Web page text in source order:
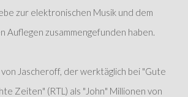
zur elektronischen Musik und dem
Auflegen zusammengefunden haben.
von Jascheroff, der werktäglich bei "Gute
Zeiten" (RTL) als "John" Millionen von